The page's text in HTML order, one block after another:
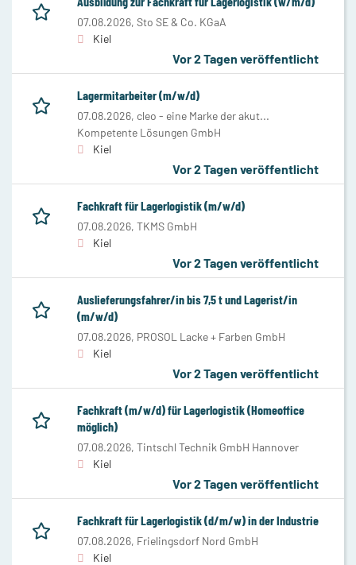
07.08.2026, Sto SE & Co. KGaA
Kiel
Vor 2 Tagen veröffentlicht
Lagermitarbeiter (m/w/d)
07.08.2026, cleo - eine Marke der akut...
Kompetente Lösungen GmbH
Kiel
Vor 2 Tagen veröffentlicht
Fachkraft für Lagerlogistik (m/w/d)
07.08.2026, TKMS GmbH
Kiel
Vor 2 Tagen veröffentlicht
Auslieferungsfahrer/in bis 7,5 t und Lagerist/in
(m/w/d)
07.08.2026, PROSOL Lacke + Farben GmbH
Kiel
Vor 2 Tagen veröffentlicht
Fachkraft (m/w/d) für Lagerlogistik (Homeoffice
möglich)
07.08.2026, Tintschl Technik GmbH Hannover
Kiel
Vor 2 Tagen veröffentlicht
Fachkraft für Lagerlogistik (d/m/w) in der Industrie
07.08.2026, Frielingsdorf Nord GmbH
Kiel